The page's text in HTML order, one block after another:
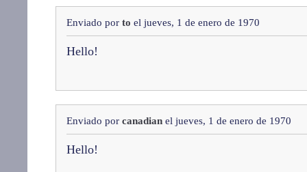
Enviado por to el jueves, 1 de enero de 1970
Hello!
Enviado por canadian el jueves, 1 de enero de 1970
Hello!